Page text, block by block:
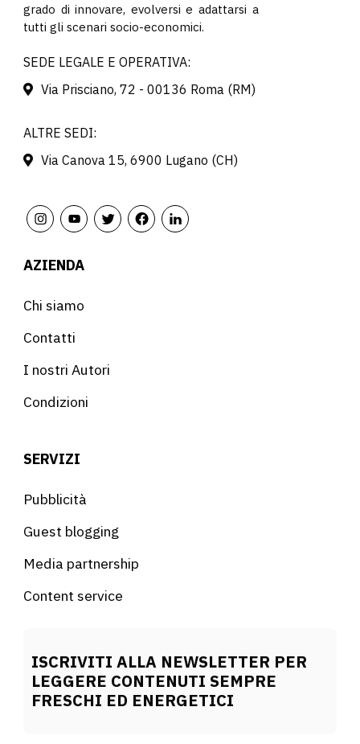
grado di innovare, evolversi e adattarsi a
tutti gli scenari socio-economici.
SEDE LEGALE E OPERATIVA:
Via Prisciano, 72 - 00136 Roma (RM)
ALTRE SEDI:
Via Canova 15, 6900 Lugano (CH)
AZIENDA
Chi siamo
Contatti
I nostri Autori
Condizioni
SERVIZI
Pubblicità
Guest blogging
Media partnership
Content service
ISCRIVITI ALLA NEWSLETTER PER
LEGGERE CONTENUTI SEMPRE
FRESCHI ED ENERGETICI